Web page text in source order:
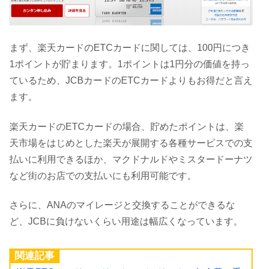
まず、楽天カードのETCカードに関しては、100円につき
1ポイントが貯まります。1ポイントは1円分の価値を持っ
ているため、JCBカードのETCカードよりもお得だと言え
ます。
楽天カードのETCカードの場合、貯めたポイントは、楽
天市場をはじめとした楽天が展開する各種サービスでの支
払いに利用できるほか、マクドナルドやミスタードーナツ
など街のお店での支払いにも利用可能です。
さらに、ANAのマイレージと交換することができるな
ど、JCBに負けないくらい用途は幅広くなっています。
関連記事